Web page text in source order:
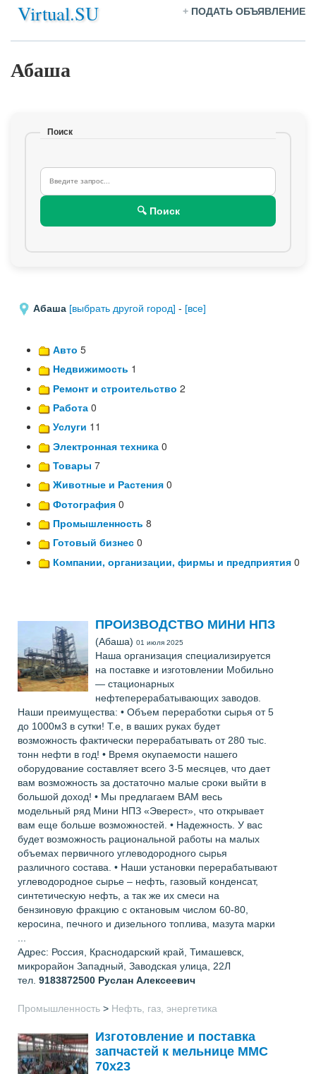
Virtual.SU + ПОДАТЬ ОБЪЯВЛЕНИЕ
Абаша
Поиск
🔍 Поиск
Абаша [выбрать другой город] - [все]
Авто 5
Недвижимость 1
Ремонт и строительство 2
Работа 0
Услуги 11
Электронная техника 0
Товары 7
Животные и Растения 0
Фотография 0
Промышленность 8
Готовый бизнес 0
Компании, организации, фирмы и предприятия 0
ПРОИЗВОДСТВО МИНИ НПЗ
(Абаша) 01 июля 2025
Наша организация специализируется
на поставке и изготовлении Мобильно
— стационарных
нефтеперерабатывающих заводов.
Наши преимущества: • Объем переработки сырья от 5
до 1000м3 в сутки! Т.е, в ваших руках будет
возможность фактически перерабатывать от 280 тыс.
тонн нефти в год! • Время окупаемости нашего
оборудование составляет всего 3-5 месяцев, что дает
вам возможность за достаточно малые сроки выйти в
большой доход! • Мы предлагаем ВАМ весь
модельный ряд Мини НПЗ «Эверест», что открывает
вам еще больше возможностей. • Надежность. У вас
будет возможность рациональной работы на малых
объемах первичного углеводородного сырья
различного состава. • Наши установки перерабатывают
углеводородное сырье – нефть, газовый конденсат,
синтетическую нефть, а так же их смеси на
бензиновую фракцию с октановым числом 60-80,
керосина, печного и дизельного топлива, мазута марки
Адрес: Россия, Краснодарский край, Тимашевск,
микрорайон Западный, Заводская улица, 22Л
тел. 9183872500 Руслан Алексеевич
Промышленность > Нефть, газ, энергетика
Изготовление и поставка
запчастей к мельнице ММС
70х23